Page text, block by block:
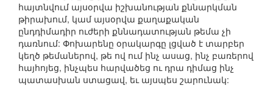
հայտնվում այսօրվա իշխանության քննարկման
թիրախում, կամ այսօրվա քաղաքական
ընդդիմադիր ուժերի քննադատության թեմա չի
դառնում: Փոխարենը օրակարգը լցված է տարբեր
կեղծ թեմաներով, թե ով ում ինչ ասաց, ինչ բառերով
հայհոյեց, ինչպես հարվածեց ու դրա դիմաց ինչ
պատասխան ստացավ, եւ այսպես շարունակ: